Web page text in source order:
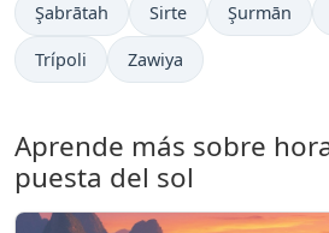
Şabrātah Sirte Şurmān
Trípoli Zawiya
Aprende más sobre
puesta del sol